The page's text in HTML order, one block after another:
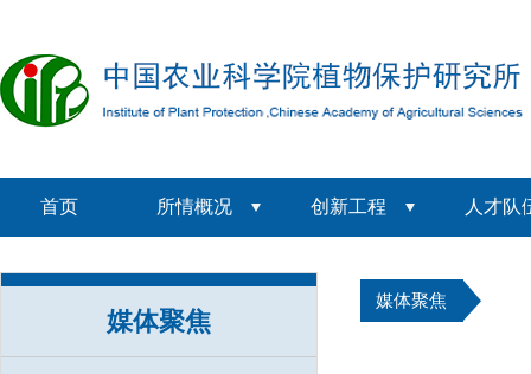
首页 所情概况 创新工程 人才队
媒体聚焦
媒体聚焦